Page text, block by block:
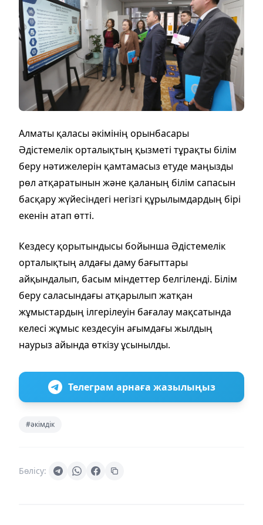
Алматы қаласы әкімінің орынбасары
Әдістемелік орталықтың қызметі тұрақты білім
беру нәтижелерін қамтамасыз етуде маңызды
рөл атқаратынын және қаланың білім сапасын
басқару жүйесіндегі негізгі құрылымдардың бірі
екенін атап өтті.
Кездесу қорытындысы бойынша Әдістемелік
орталықтың алдағы даму бағыттары
айқындалып, басым міндеттер белгіленді. Білім
беру саласындағы атқарылып жатқан
жұмыстардың ілгерілеуін бағалау мақсатында
келесі жұмыс кездесуін ағымдағы жылдың
наурыз айында өткізу ұсынылды.
Телеграм арнаға жазылыңыз
#әкімдік
Бөлісу: